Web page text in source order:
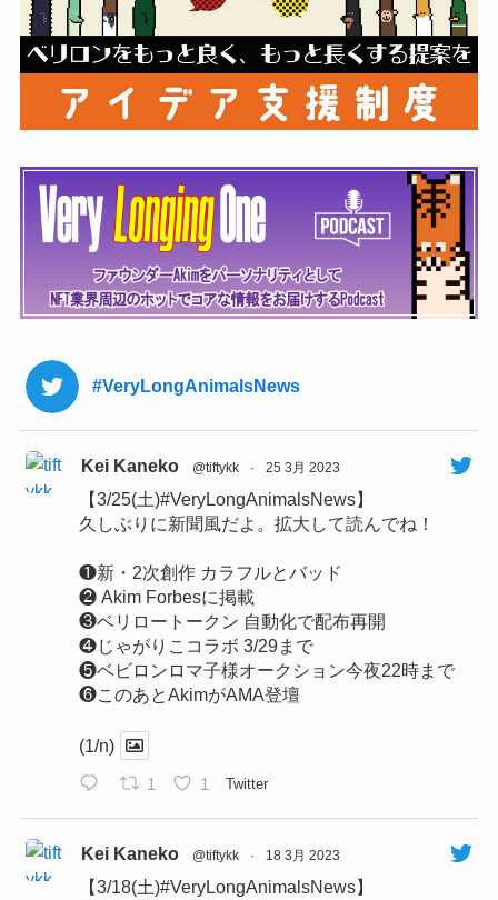
#VeryLongAnimalsNews
Kei Kaneko @tiftykk · 25 3月 2023
【3/25(土)#VeryLongAnimalsNews】
久しぶりに新聞風だよ。拡大して読んでね！
❶新・2次創作 カラフルとバッド
❷ Akim Forbesに掲載
❸ベリロートークン 自動化で配布再開
❹じゃがりこコラボ 3/29まで
❺ベビロンロマ子様オークション今夜22時まで
❻このあとAkimがAMA登壇
(1/n)
1 1 Twitter
Kei Kaneko @tiftykk · 18 3月 2023
【3/18(土)#VeryLongAnimalsNews】